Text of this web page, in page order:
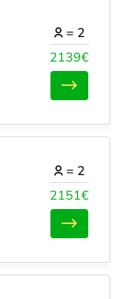
2139€
= 2
2151€
= 2